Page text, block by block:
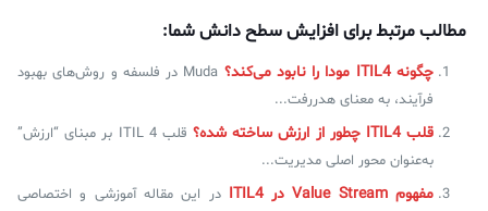
مطالب مرتبط برای افزایش سطح دانش شما:
چگونه ITIL4 مودا را نابود می‌کند؟
Muda در فلسفه و روش‌های بهبود
فرآیند، به معنای هدررفت...
قلب ITIL4 چطور از ارزش ساخته شده؟
قلب ITIL 4 بر مبنای “ارزش”
به‌عنوان محور اصلی مدیریت...
مفهوم Value Stream در ITIL4
در این مقاله آموزشی و اختصاصی